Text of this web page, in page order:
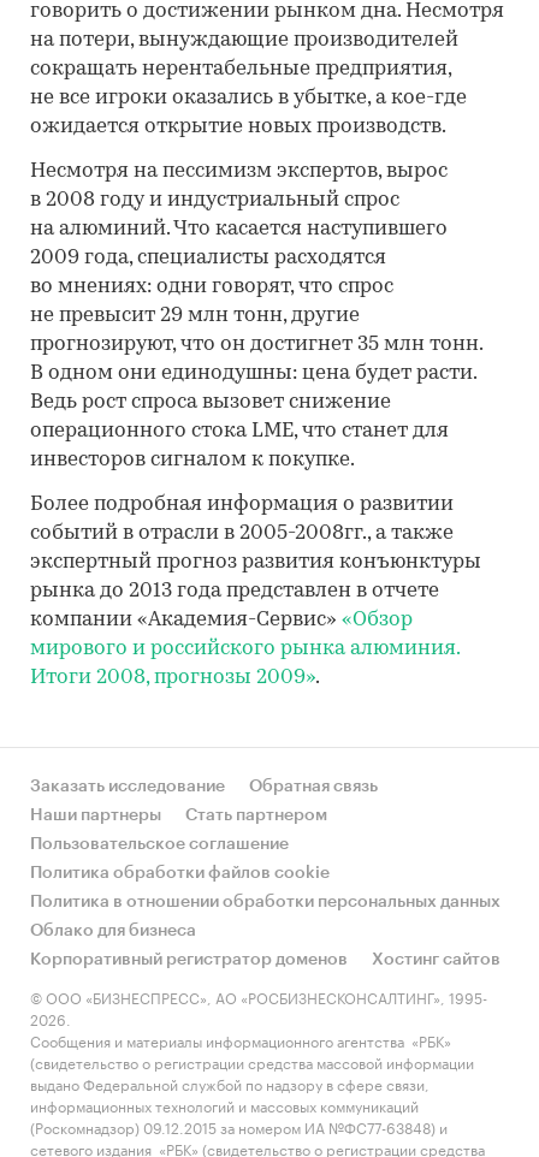
говорить о достижении рынком дна. Несмотря
на потери, вынуждающие производителей
сокращать нерентабельные предприятия,
не все игроки оказались в убытке, а кое-где
ожидается открытие новых производств.
Несмотря на пессимизм экспертов, вырос
в 2008 году и индустриальный спрос
на алюминий. Что касается наступившего
2009 года, специалисты расходятся
во мнениях: одни говорят, что спрос
не превысит 29 млн тонн, другие
прогнозируют, что он достигнет 35 млн тонн.
В одном они единодушны: цена будет расти.
Ведь рост спроса вызовет снижение
операционного стока LME, что станет для
инвесторов сигналом к покупке.
Более подробная информация о развитии
событий в отрасли в 2005-2008гг., а также
экспертный прогноз развития конъюнктуры
рынка до 2013 года представлен в отчете
компании «Академия-Сервис» «Обзор
мирового и российского рынка алюминия.
Итоги 2008, прогнозы 2009».
Заказать исследование
Обратная связь
Наши партнеры
Стать партнером
Пользовательское соглашение
Политика обработки файлов cookie
Политика в отношении обработки персональных данных
Облако для бизнеса
Корпоративный регистратор доменов
Хостинг сайтов
© ООО «БИЗНЕСПРЕСС», АО «РОСБИЗНЕСКОНСАЛТИНГ», 1995-
2026.
Сообщения и материалы информационного агентства «РБК»
(свидетельство о регистрации средства массовой информации
выдано Федеральной службой по надзору в сфере связи,
информационных технологий и массовых коммуникаций
(Роскомнадзор) 09.12.2015 за номером ИА №ФС77-63848) и
сетевого издания «РБК» (свидетельство о регистрации средства